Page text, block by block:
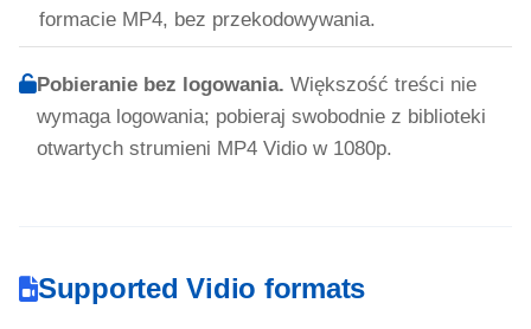
formacie MP4, bez przekodowywania.
Pobieranie bez logowania. Większość treści nie
wymaga logowania; pobieraj swobodnie z biblioteki
otwartych strumieni MP4 Vidio w 1080p.
Supported Vidio formats